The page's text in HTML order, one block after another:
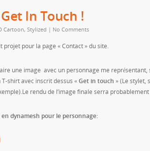
In Touch !
Cartoon, Stylized | No Comments
projet pour la page « Contact » du site.
une image avec un personnage me
shirt avec inscrit dessus «Get in touch » (Le stylet,
rendu de l’image finale serra probablement
dynamesh pour le personnage: